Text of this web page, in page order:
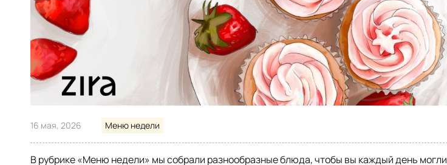
16 мая, 2026 Меню недели
В рубрике «Меню недели» мы собрали разнообразные блюда, чтобы вы каждый день могли